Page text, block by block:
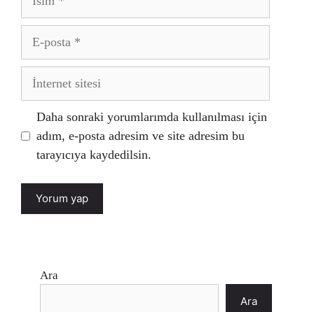
posta
İnternet
Daha sonraki yorumlarımda kullanılması için
adım, e-posta adresim ve site adresim bu
tarayıcıya kaydedilsin.
Ara
Ara